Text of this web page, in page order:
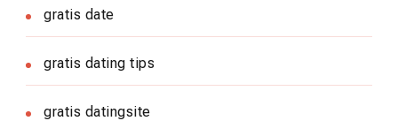
gratis date
gratis dating tips
gratis datingsite